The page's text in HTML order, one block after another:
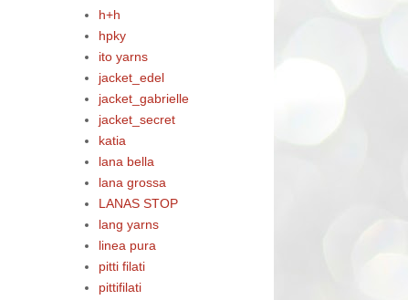
h+h
hpky
ito yarns
jacket_edel
jacket_gabrielle
jacket_secret
katia
lana bella
lana grossa
LANAS STOP
lang yarns
linea pura
pitti filati
pittifilati